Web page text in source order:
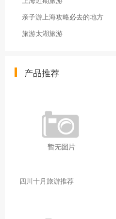
亲子游上海攻略必去的地方
旅游太湖旅游
产品推荐
四川十月旅游推荐